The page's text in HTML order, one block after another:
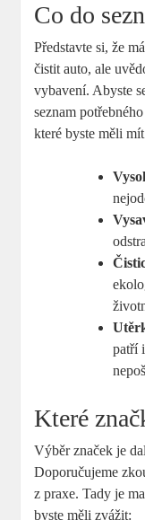
Co do
Představte si, že
čistit auto, ale
vybavení. Abyste
seznam
které byste měli
patří
Které
Výběr značek je
Doporučujeme
z praxe. Tady je
byste měli zvážit: